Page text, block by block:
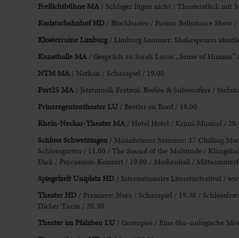
FreilichtbühneMA / Schlager lügen nicht / Theaterstück mit
Karlstorbahnhof HD / Blockbuster / Fusion Bellydance Show /
Klosterruine Limburg/ Limburg Sommer: Shakespeares
Kunsthalle MA / Gespräch zu Sarah Lucas „Sense of Human“
NTM MA /Nathan / Schauspiel / 19.00
Port25 MA/ Jetztmusik Festival: Bodies & Subwoofers /
Prinzregententheater LU/ Beatles an Bord / 18.00
Rhein-Neckar-Theater MA / Hotel Hotel / Krimi-Musical /
Schloss Schwetzingen / Mannheimer Sommer: 17 Chilling
Schlossgarten / 11.00 /The Sound of the Multitude /
Dick / Percussion-Konzert / 19.00 / Maskenball /
Spiegelzelt Uniplatz HD/ Internationales Literaturfestival/
Theater HD/ Premiere: Nora / Schauspiel / 19.30 /
DickerTurm / 20.30
Theater im Pfalzbau LU/ Greenpiss / Eine öko-unlogische